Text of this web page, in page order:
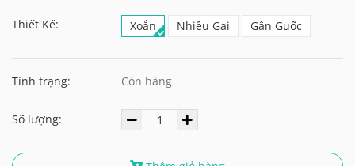
Thiết Kế: Xoắn Nhiều Gai Gân Guốc
Tình trạng: Còn hàng
Số lượng: